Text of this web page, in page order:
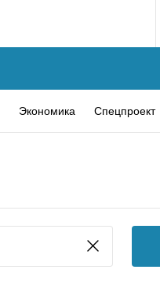
Экономика Спецпроект